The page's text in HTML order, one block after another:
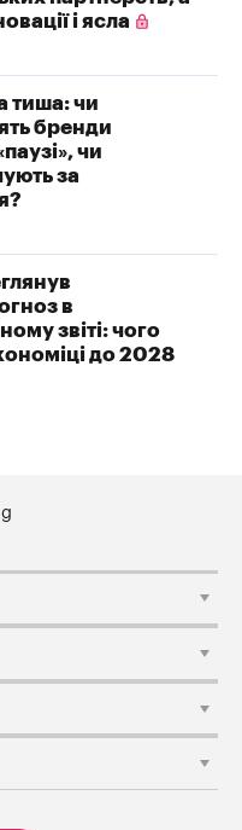
і ясла
тиша: чи
бренди
чи
за
в
звіті: чого
до 2028